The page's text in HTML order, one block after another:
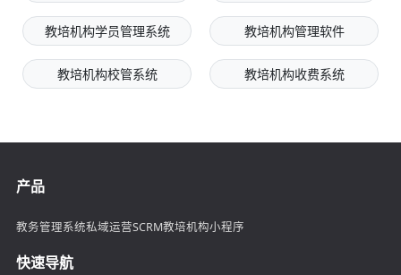
教培机构学员管理系统 教培机构管理软件
教培机构校管系统 教培机构收费系统
产品
教务管理系统私域运营SCRM教培机构小程序
快速导航